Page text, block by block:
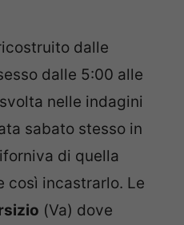
dalle
dalle 5:00 alle
nelle indagini
sabato stesso in
di quella
così incastrarlo. Le
(Va) dove